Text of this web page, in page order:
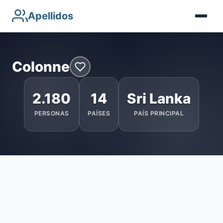
Apellidos
Colonne
2.180
PERSONAS
14
PAÍSES
Sri Lanka
PAÍS PRINCIPAL